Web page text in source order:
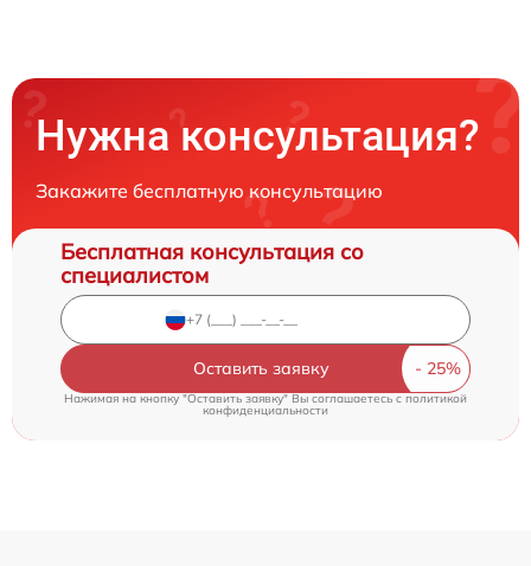
Нужна консультация?
Закажите бесплатную консультацию
Бесплатная консультация со
специалистом
Оставить заявку
Нажимая на кнопку "Оставить заявку" Вы соглашаетесь cполитикой
конфиденциальности